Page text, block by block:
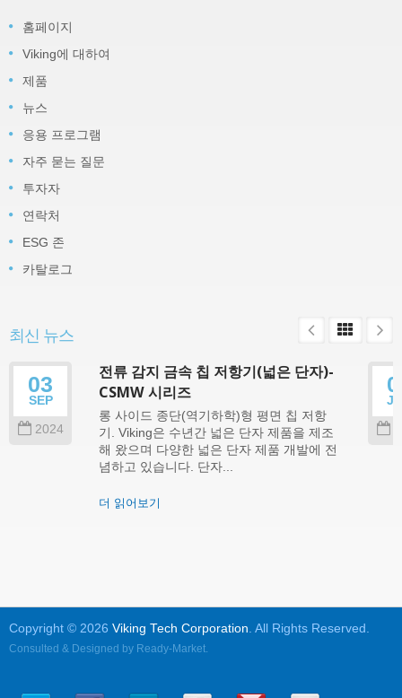
홈페이지
Viking에 대하여
제품
뉴스
응용 프로그램
자주 묻는 질문
투자자
연락처
ESG 존
카탈로그
최신 뉴스
03
SEP
2024
전류 감지 금속 칩 저항기(넓은 단자)-
CSMW 시리즈
롱 사이드 종단(역기하학)형 평면 칩 저항
기. Viking은 수년간 넓은 단자 제품을 제조
해 왔으며 다양한 넓은 단자 제품 개발에 전
념하고 있습니다. 단자...
더 읽어보기
Copyright © 2026 Viking Tech Corporation. All Rights Reserved.
Consulted & Designed by Ready-Market.